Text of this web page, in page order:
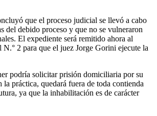
que el proceso judicial se llevó a cabo
del debido proceso y que no se vulneraron
El expediente será remitido ahora al
2 para que el juez Jorge Gorini ejecute la
podría solicitar prisión domiciliaria por su
la práctica, quedará fuera de toda contienda
ya que la inhabilitación es de carácter